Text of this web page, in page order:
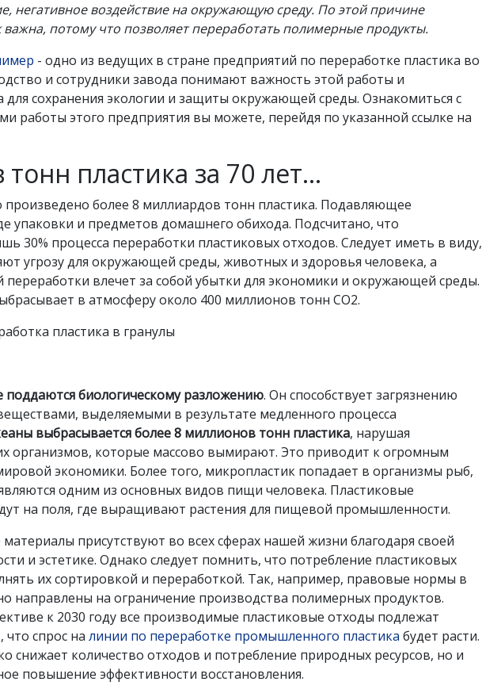
негативное воздействие на окружающую среду. По этой причине
важна, потому что позволяет переработать полимерные продукты.
- одно из ведущих в стране предприятий по переработке пластика во
и сотрудники завода понимают важность этой работы и
для сохранения экологии и защиты окружающей среды. Ознакомиться с
работы этого предприятия вы можете, перейдя по указанной ссылке на
пластика за 70 лет...
произведено более 8 миллиардов тонн пластика. Подавляющее
упаковки и предметов домашнего обихода. Подсчитано, что
30% процесса переработки пластиковых отходов. Следует иметь в виду,
угрозу для окружающей среды, животных и здоровья человека, а
влечет за собой убытки для экономики и окружающей среды.
в атмосферу около 400 миллионов тонн CO2.
поддаются биологическому разложению. Он способствует загрязнению
выделяемыми в результате медленного процесса
выбрасывается более 8 миллионов тонн пластика, нарушая
организмов, которые массово вымирают. Это приводит к огромным
экономики. Более того, микропластик попадает в организмы рыб,
одним из основных видов пищи человека. Пластиковые
на поля, где выращивают растения для пищевой промышленности.
присутствуют во всех сферах нашей жизни благодаря своей
и эстетике. Однако следует помнить, что потребление пластиковых
их сортировкой и переработкой. Так, например, правовые нормы в
направлены на ограничение производства полимерных продуктов.
к 2030 году все производимые пластиковые отходы подлежат
что спрос на линии по переработке промышленного пластика будет расти.
снижает количество отходов и потребление природных ресурсов, но и
повышение эффективности восстановления.